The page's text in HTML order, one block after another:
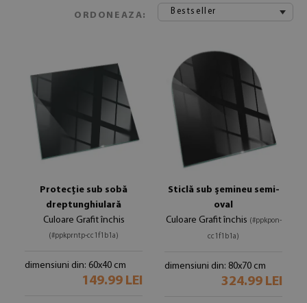
ORDONEAZA: Bestseller
Protecție sub sobă
dreptunghiulară
Culoare Grafit închis
(#ppkprntp-cc1f1b1a)
dimensiuni din: 60x40 cm
149.99 LEI
Sticlă sub șemineu semi-
oval
Culoare Grafit închis (#ppkpon-
cc1f1b1a)
dimensiuni din: 80x70 cm
324.99 LEI